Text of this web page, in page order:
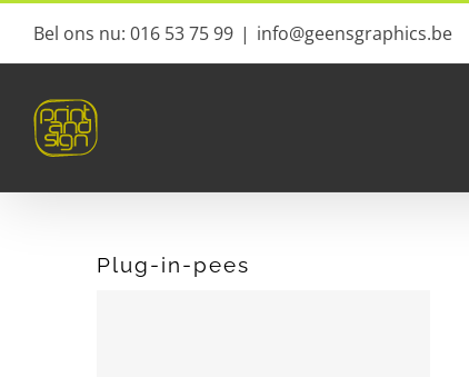
Ga
Bel ons nu: 016 53 75 99 | info@geensgraphics.be
Plug-in-pees